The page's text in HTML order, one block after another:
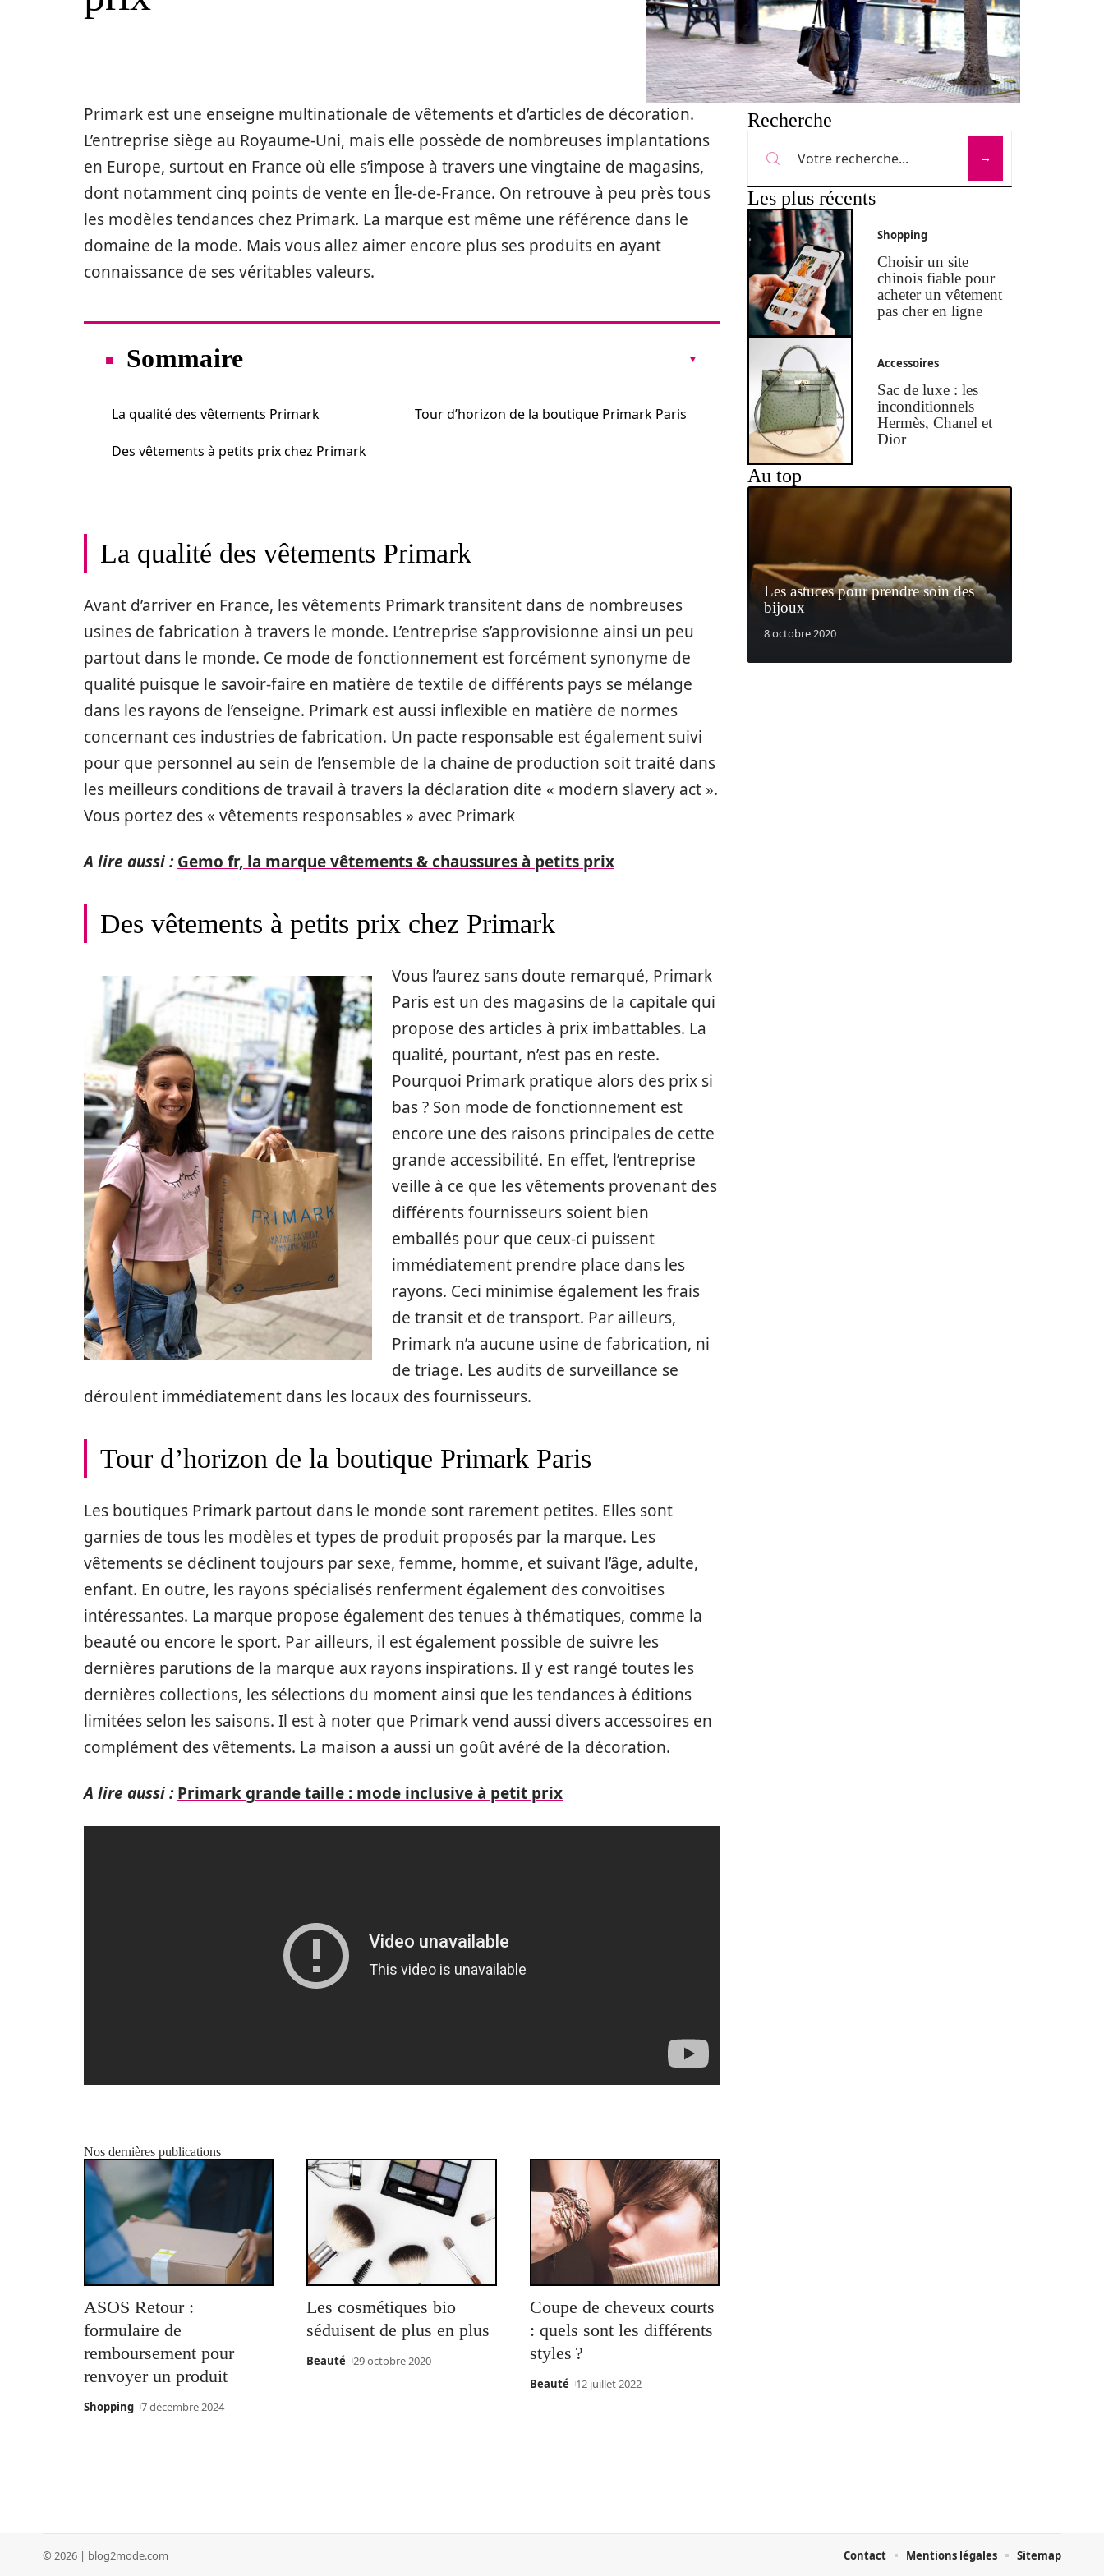
Primark est une enseigne multinationale de vêtements et d’articles de décoration.
L’entreprise siège au Royaume-Uni, mais elle possède de nombreuses implantations
en Europe, surtout en France où elle s’impose à travers une vingtaine de magasins,
dont notamment cinq points de vente en Île-de-France. On retrouve à peu près tous
les modèles tendances chez Primark. La marque est même une référence dans le
domaine de la mode. Mais vous allez aimer encore plus ses produits en ayant
connaissance de ses véritables valeurs.
Sommaire
La qualité des vêtements Primark
Des vêtements à petits prix chez Primark
Tour d’horizon de la boutique Primark Paris
La qualité des vêtements Primark
Avant d’arriver en France, les vêtements Primark transitent dans de nombreuses
usines de fabrication à travers le monde. L’entreprise s’approvisionne ainsi un peu
partout dans le monde. Ce mode de fonctionnement est forcément synonyme de
qualité puisque le savoir-faire en matière de textile de différents pays se mélange
dans les rayons de l’enseigne. Primark est aussi inflexible en matière de normes
concernant ces industries de fabrication. Un pacte responsable est également suivi
pour que personnel au sein de l’ensemble de la chaine de production soit traité dans
les meilleurs conditions de travail à travers la déclaration dite « modern slavery act ».
Vous portez des « vêtements responsables » avec Primark
A lire aussi : Gemo fr, la marque vêtements & chaussures à petits prix
Des vêtements à petits prix chez Primark
Vous l’aurez sans doute remarqué, Primark
Paris est un des magasins de la capitale qui
propose des articles à prix imbattables. La
qualité, pourtant, n’est pas en reste.
Pourquoi Primark pratique alors des prix si
bas ? Son mode de fonctionnement est
encore une des raisons principales de cette
grande accessibilité. En effet, l’entreprise
veille à ce que les vêtements provenant des
différents fournisseurs soient bien
emballés pour que ceux-ci puissent
immédiatement prendre place dans les
rayons. Ceci minimise également les frais
de transit et de transport. Par ailleurs,
Primark n’a aucune usine de fabrication, ni
de triage. Les audits de surveillance se
déroulent immédiatement dans les locaux des fournisseurs.
Tour d’horizon de la boutique Primark Paris
Les boutiques Primark partout dans le monde sont rarement petites. Elles sont
garnies de tous les modèles et types de produit proposés par la marque. Les
vêtements se déclinent toujours par sexe, femme, homme, et suivant l’âge, adulte,
enfant. En outre, les rayons spécialisés renferment également des convoitises
intéressantes. La marque propose également des tenues à thématiques, comme la
beauté ou encore le sport. Par ailleurs, il est également possible de suivre les
dernières parutions de la marque aux rayons inspirations. Il y est rangé toutes les
dernières collections, les sélections du moment ainsi que les tendances à éditions
limitées selon les saisons. Il est à noter que Primark vend aussi divers accessoires en
complément des vêtements. La maison a aussi un goût avéré de la décoration.
A lire aussi : Primark grande taille : mode inclusive à petit prix
Nos dernières publications
ASOS Retour :
formulaire de
remboursement pour
renvoyer un produit
Shopping 7 décembre 2024
Les cosmétiques bio
séduisent de plus en plus
Beauté 29 octobre 2020
Coupe de cheveux courts
: quels sont les différents
styles ?
Beauté 12 juillet 2022
Recherche
Les plus récents
Shopping
Choisir un site
chinois fiable pour
acheter un vêtement
pas cher en ligne
Accessoires
Sac de luxe : les
inconditionnels
Hermès, Chanel et
Dior
Au top
Les astuces pour prendre soin des
bijoux
8 octobre 2020
© 2026 | blog2mode.com Contact Mentions légales Sitemap